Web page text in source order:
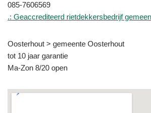
085-7606569
.: Geaccrediteerd rietdekkersbedrijf
Oosterhout > gemeente Oosterhout
tot 10 jaar garantie
Ma-Zon 8/20 open